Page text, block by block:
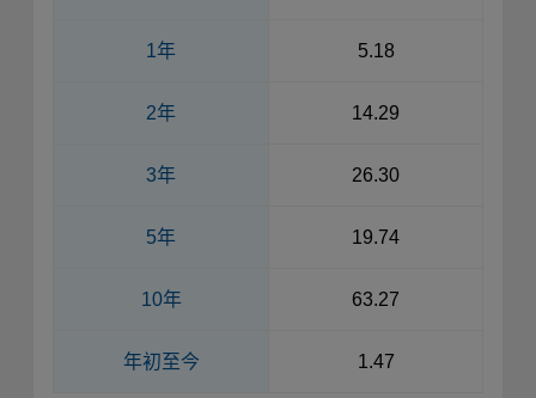
1年 5.18
2年 14.29
3年 26.30
5年 19.74
10年 63.27
年初至今 1.47